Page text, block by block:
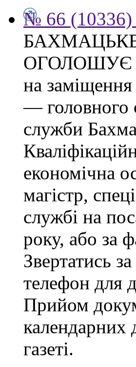
№ 66 (10336)
ОГОЛОШУЄ
на
— головного
служби
економічна
магістр,
службі на
року, або за
Звертатись
телефон для
Прийом
календарних
газеті.